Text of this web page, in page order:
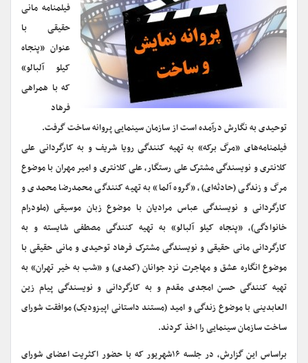
فیلمنامه مانی
حقیقی با
عنوان «پنجاه
کیلو آلبالو»
که با همراهی
فرهاد
توحیدی به نگارش درآمده است از سازمان سینمایی پروانه ساخت گرفت.
فیلمنامه‌های «مرگ برکه» به تهیه کنندگی رویا شریف و به کارگردانی علی
کلانتری و نویسندگی مشترک علی رستگار، علی کلانتری و امیر مهران با موضوع
مرگ و زندگی (حادثه‌ای)، «گروه آلما» به تهیه کنندگی محمدرضا محمدی و
کارگردانی و نویسندگی عباس مرادیان با موضوع زبان موسیقی (ملودرام
خانوادگی)، «پنجاه کیلو آلبالو» به تهیه کنندگی مصطفی شایسته و به
کارگردانی مانی حقیقی و نویسندگی مشترک فرهاد توحیدی و مانی حقیقی با
موضوع انگاره عشق و مهاجرت نزد جوانان (کمدی) و «شب به خیر تهران» به
تهیه کنندگی حسن امجدی مقدم و به کارگردانی و نویسندگی پیام زین
العابدینی با موضوع زندگی و امید (مستند داستانی اپیزودیک) موافقت شورای
ساخت سازمان سینمایی را اخذ کردند.
براساس این گزارش، در جلسه ۱۶شهریور که با حضور اکثریت اعضای شورای